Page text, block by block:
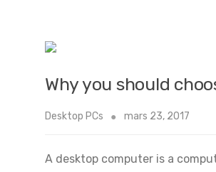
Why you should
Desktop PCs mars 23, 2017
A desktop computer is a